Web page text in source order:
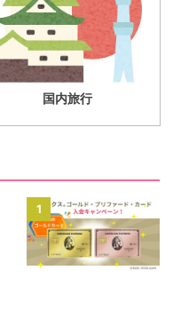
国内旅行
1